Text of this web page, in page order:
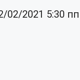
02/2021 5:30 пп